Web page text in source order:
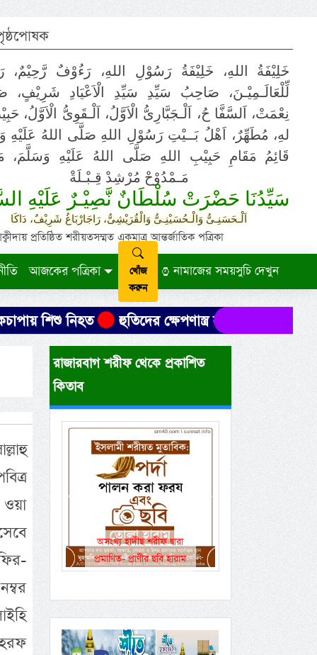
خَلِيْفَةُ اللهِ، خَلِيْفَةُ رَسُوْلِ اللهِ، رَءُوْفٌ رَّحِيْمٌ،
لِّلْعَالَـمِيْـنَ، صَاحِبُ سَيِّدِ سَيِّدِ الْاَعْيَادِ شَرِيْفٍ،
نِعْمَتْ، اَلسَّفَّا حُ، اَلْـجَبَّارِىُّ الْاَوَّلُ، اَلْـقَوِىُّ الْاَوَّلُ،
لهِ، مُطَهِّرٌ، اَهْلُ بَــيْتِ رَسُوْلِ اللهِ صَلَّى اللهُ عَلَيْهِ
قَائِمُ مَقَامِ حَبِيْبِ اللهِ صَلَّى اللهُ عَلَيْهِ وَسَلَّمَ،
مَـمْدُوْحْ مُرْشِدْ قِـبْـلَةْ
سَيِّدُنَا حَضْرَتْ سُلْطَانٌ نَّصِيْـرٌ عَلَيْهِ
اَلْـحَسَنِـىُّ وَالْـحُسَيْنِـىُّ وَالْقُرَيْشِىُّ، رَاجَارْبَاغُ شَرِيْفٌ، دَاكَا
প্রতিষ্ঠিত শরীয়তসম্মত একমাত্র আন্তর্জাতিক পত্রিকা
আজকের পত্রিকা
খোঁজ
করুন
নামাজের সময়সুচি দেখুন
নিহত হুতিদের ক্ষেপণাস্ত্র হামলায় ৩০ ইয়েমেনি
রাজারবাগ শরীফ থেকে প্রকাশিত
কিতাব
একই রানওয়েতে সামরিক-
বেসামরিক ফ্লাইট!